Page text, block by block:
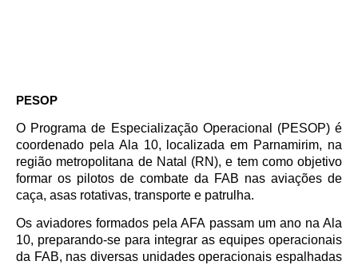
PESOP
O Programa de Especialização Operacional (PESOP) é
coordenado pela Ala 10, localizada em Parnamirim, na
região metropolitana de Natal (RN), e tem como objetivo
formar os pilotos de combate da FAB nas aviações de
caça, asas rotativas, transporte e patrulha.
Os aviadores formados pela AFA passam um ano na Ala
10, preparando-se para integrar as equipes operacionais
da FAB, nas diversas unidades operacionais espalhadas